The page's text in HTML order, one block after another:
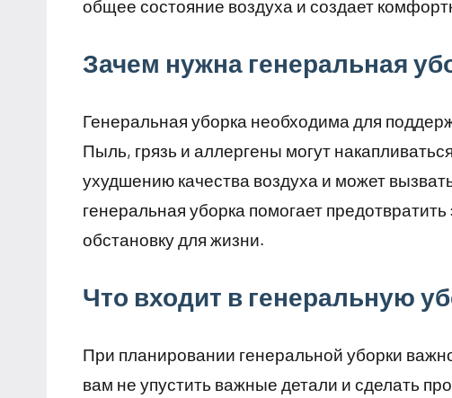
общее состояние воздуха и создает
Зачем нужна генеральная
Генеральная уборка необходима для
Пыль, грязь и аллергены могут
ухудшению качества воздуха и может
генеральная уборка помогает
обстановку для жизни.
Что входит в генеральную
При планировании генеральной уборки
вам не упустить важные детали и сделать